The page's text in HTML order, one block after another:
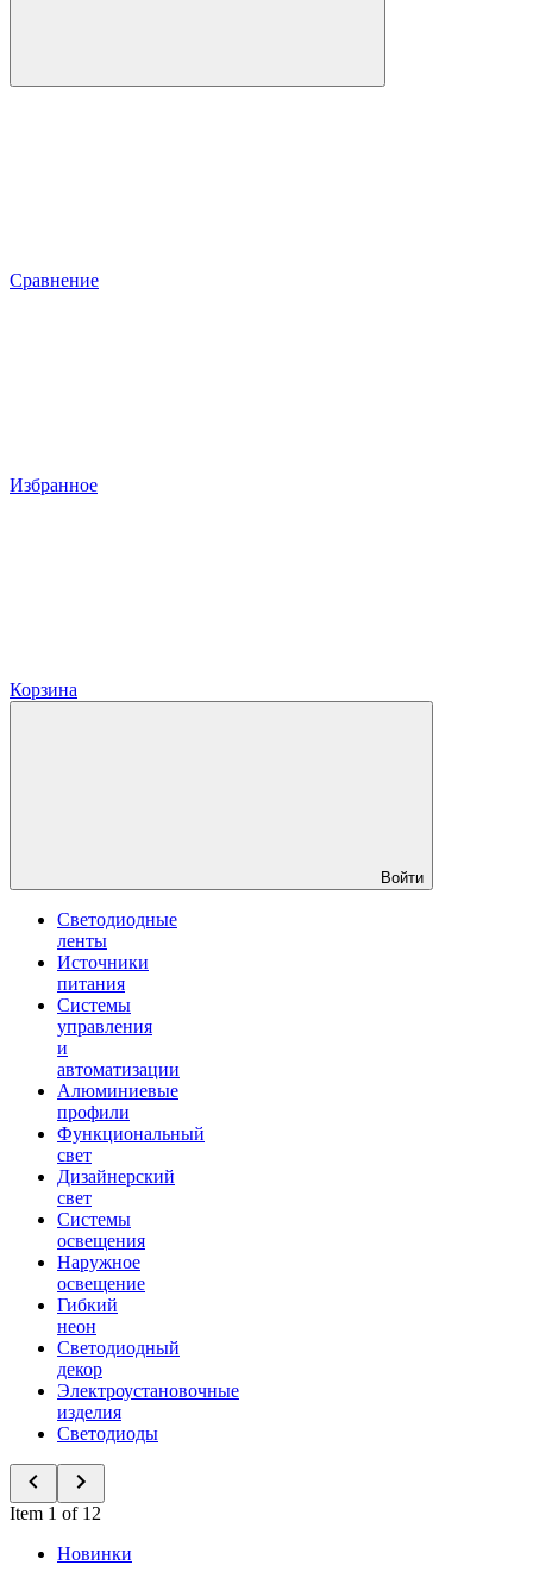
Сравнение
Избранное
Корзина
Войти
Светодиодные
ленты
Источники
питания
Системы
управления
и
автоматизации
Алюминиевые
профили
Функциональный
свет
Дизайнерский
свет
Системы
освещения
Наружное
освещение
Гибкий
неон
Светодиодный
декор
Электроустановочные
изделия
Светодиоды
Item 1 of 12
Новинки